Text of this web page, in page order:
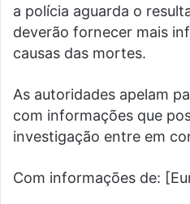
a polícia aguarda o
deverão fornecer mais
causas das mortes.
As autoridades apelam
com informações que
investigação entre em
Com informações de: